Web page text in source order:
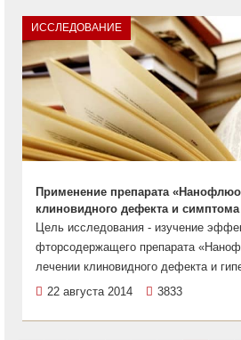
ИССЛЕДОВАНИЕ
Применение препарата
клиновидного дефекта и симптома
Цель исследования - изучение
фторсодержащего препарата
лечении клиновидного дефекта и
22 августа 2014
3833